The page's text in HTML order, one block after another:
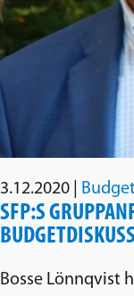
3.12.2020 Budget
SFP:S
Bosse Lönnqvist